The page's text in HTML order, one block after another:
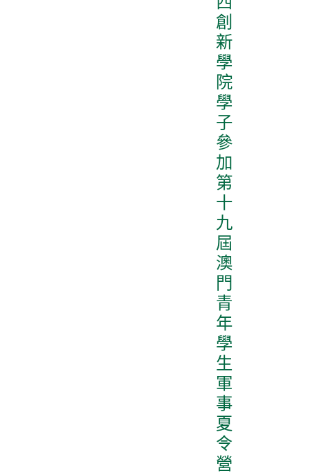
創
新
學
院
學
子
參
加
第
十
九
屆
澳
門
青
年
學
生
軍
事
夏
令
營